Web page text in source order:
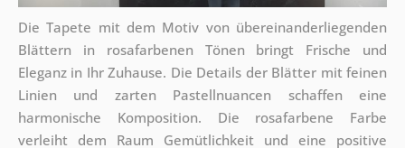
Die Tapete mit dem Motiv von übereinanderliegenden
Blättern in rosafarbenen Tönen bringt Frische und
Eleganz in Ihr Zuhause. Die Details der Blätter mit feinen
Linien und zarten Pastellnuancen schaffen eine
harmonische Komposition. Die rosafarbene Farbe
verleiht dem Raum Gemütlichkeit und eine positive